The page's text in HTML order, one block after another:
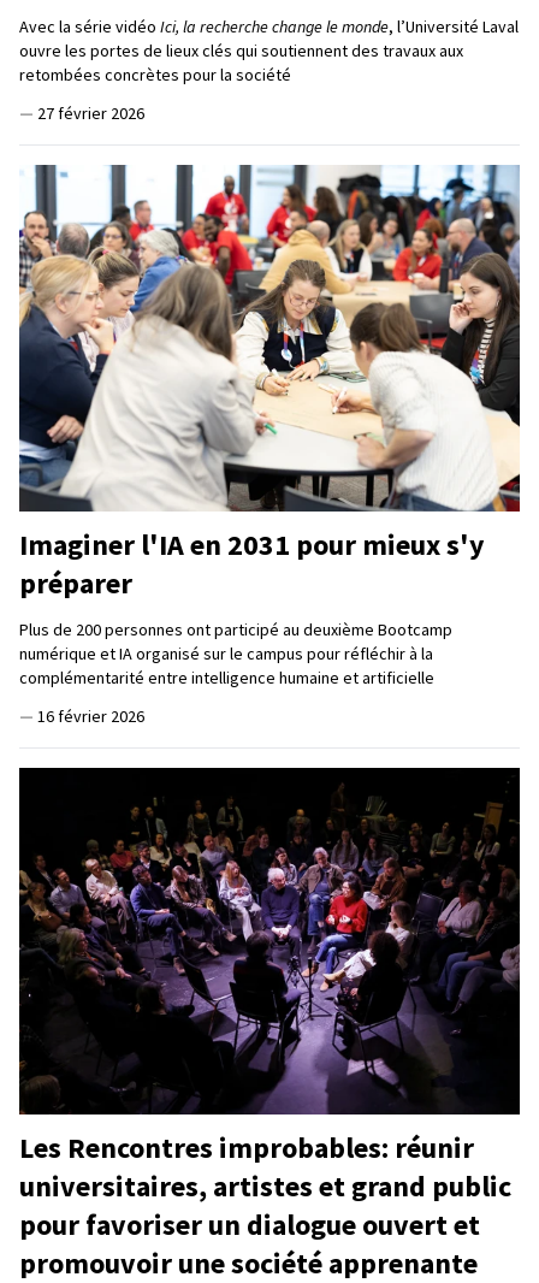
Avec la série vidéo Ici, la recherche change le monde, l’Université Laval
ouvre les portes de lieux clés qui soutiennent des travaux aux
retombées concrètes pour la société
— 27 février 2026
Imaginer l'IA en 2031 pour mieux s'y
préparer
Plus de 200 personnes ont participé au deuxième Bootcamp
numérique et IA organisé sur le campus pour réfléchir à la
complémentarité entre intelligence humaine et artificielle
— 16 février 2026
Les Rencontres improbables: réunir
universitaires, artistes et grand public
pour favoriser un dialogue ouvert et
promouvoir une société apprenante